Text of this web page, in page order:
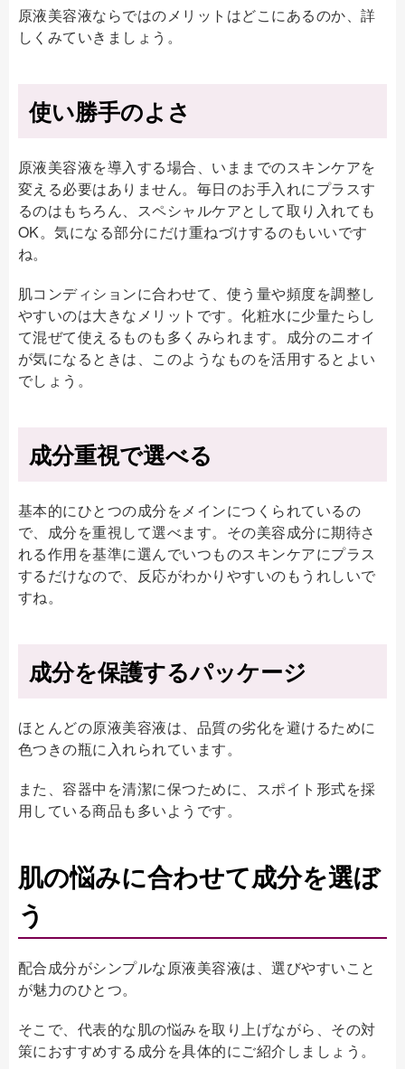
原液美容液ならではのメリットはどこにあるのか、詳
しくみていきましょう。
使い勝手のよさ
原液美容液を導入する場合、いままでのスキンケアを
変える必要はありません。毎日のお手入れにプラスす
るのはもちろん、スペシャルケアとして取り入れても
OK。気になる部分にだけ重ねづけするのもいいです
ね。
肌コンディションに合わせて、使う量や頻度を調整し
やすいのは大きなメリットです。化粧水に少量たらし
て混ぜて使えるものも多くみられます。成分のニオイ
が気になるときは、このようなものを活用するとよい
でしょう。
成分重視で選べる
基本的にひとつの成分をメインにつくられているの
で、成分を重視して選べます。その美容成分に期待さ
れる作用を基準に選んでいつものスキンケアにプラス
するだけなので、反応がわかりやすいのもうれしいで
すね。
成分を保護するパッケージ
ほとんどの原液美容液は、品質の劣化を避けるために
色つきの瓶に入れられています。
また、容器中を清潔に保つために、スポイト形式を採
用している商品も多いようです。
肌の悩みに合わせて成分を選ぼ
う
配合成分がシンプルな原液美容液は、選びやすいこと
が魅力のひとつ。
そこで、代表的な肌の悩みを取り上げながら、その対
策におすすめする成分を具体的にご紹介しましょう。